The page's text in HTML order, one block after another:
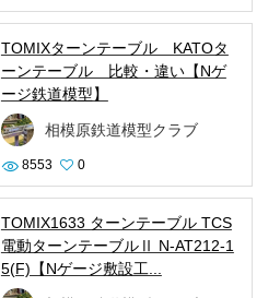
TOMIXターンテーブル KATOタ
ーンテーブル 比較・違い【Nゲ
ージ鉄道模型】
相模原鉄道模型クラブ
8553 0
TOMIX1633 ターンテーブル TCS
電動ターンテーブルⅡ N-AT212-1
5(F)【Nゲージ敷設工...